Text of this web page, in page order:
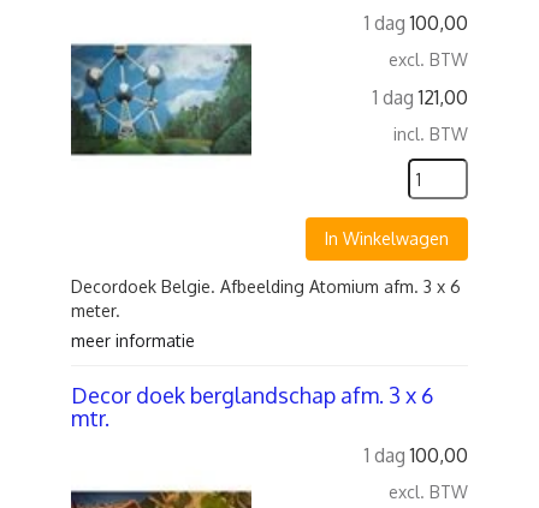
1 dag 100,00
excl. BTW
1 dag 121,00
incl. BTW
In Winkelwagen
Decordoek Belgie. Afbeelding Atomium afm. 3 x 6
meter.
meer informatie
Decor doek berglandschap afm. 3 x 6
mtr.
1 dag 100,00
excl. BTW